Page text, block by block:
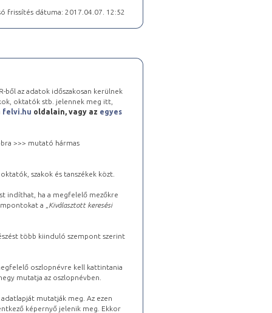
frissítés dátuma: 2017.04.07. 12:52
ből az adatok időszakosan kerülnek
oktatók stb. jelennek meg itt,
felvi.hu oldalain, vagy az egyes
>>> mutató hármas
szakok és tanszékek közt.
indíthat, ha a megfelelő mezőkre
a „ Kiválasztott keresési
több kiinduló szempont szerint
oszlopnévre kell kattintania
mutatja az oszlopnévben.
mutatják meg. Az ezen
képernyő jelenik meg. Ekkor